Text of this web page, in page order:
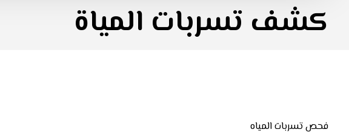
كشف تسربات المياة
فحص تسربات المياه